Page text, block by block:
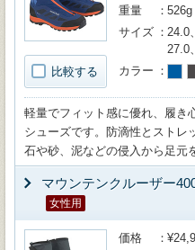
比較する
重量
526g
サイズ
24.0
27.0
カラー
軽量でフィット感に優れ、履き
シューズです。防滴性とストレ
石や砂、泥などの侵入から足元
マウンテンクルーザー
女性用
価格